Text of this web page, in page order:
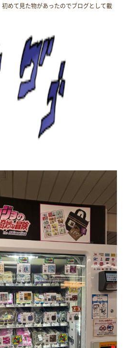
めて見た物があったのでブログとして載